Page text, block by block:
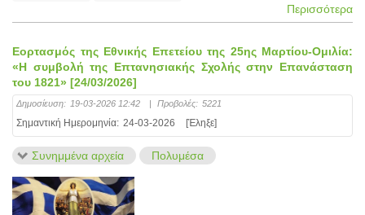
Περισσότερα
Εορτασμός της Εθνικής Επετείου της 25ης Μαρτίου-Ομιλία:
«Η συμβολή της Επτανησιακής Σχολής στην Επανάσταση
του 1821» [24/03/2026]
Δημοσίευση: 19-03-2026 12:42 | Προβολές: 5221
Σημαντική Ημερομηνία: 24-03-2026 [Έληξε]
Συνημμένα αρχεία Πολυμέσα